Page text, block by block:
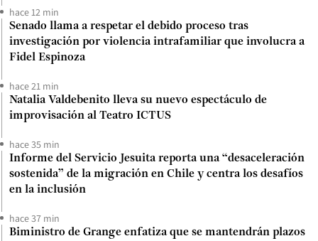
hace 12 min
Senado llama a respetar el debido proceso tras
investigación por violencia intrafamiliar que involucra a
Fidel Espinoza
hace 21 min
Natalia Valdebenito lleva su nuevo espectáculo de
improvisación al Teatro ICTUS
hace 35 min
Informe del Servicio Jesuita reporta una “desaceleración
sostenida” de la migración en Chile y centra los desafíos
en la inclusión
hace 37 min
Biministro de Grange enfatiza que se mantendrán plazos